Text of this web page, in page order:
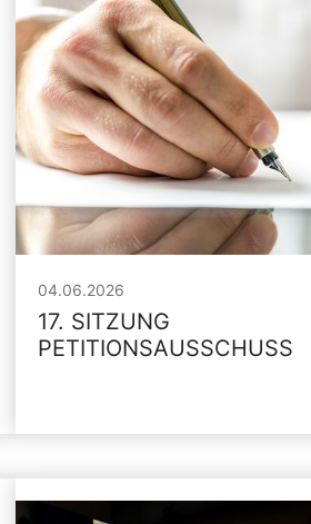
04.06.2026
17. SITZUNG
PETITIONSAUSSCHUSS